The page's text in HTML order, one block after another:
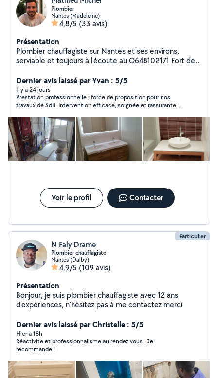
Plombier
Nantes (Madeleine)
4,8/5 (33 avis)
Présentation
Plombier chauffagiste sur Nantes et ses environs,
serviable et toujours à l'écoute au O648102171 Fort de
vos travaux en plomberie, dépannage, installation ou
entretien. J'aime le travail bien fait et le contact humain
alors n'hésitez pas à me contacter pour échanger sur
votre besoin car je suis là pour vous accompagner.
Intervention rapide, sérieuse et toujours avec le sourire.
Votre confort est ma priorité !
Dernier avis laissé par Yvan : 5/5
Il y a 24 jours
Prestation professionnelle ; force de proposition pour nos
travaux de SdB. Intervention efficace, soignée et rassurante.
Voir le profil Contacter
Particulier
N Faly Drame
Plombier chauffagiste
Nantes (Dalby)
4,9/5 (109 avis)
Présentation
Bonjour, je suis plombier chauffagiste avec 12 ans
d'expériences, n'hésitez pas à me contactez merci
Dernier avis laissé par Christelle : 5/5
Hier à 18h
Réactivité et professionnalisme au rendez vous . Je
recommande !